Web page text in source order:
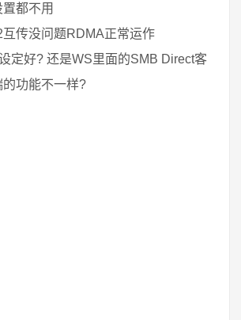
都不用
传没问题RDMA正常运作
定好? 还是WS里面的SMB Direct客
的功能不一样?